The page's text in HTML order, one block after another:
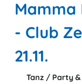
Mamma
- Club
21.11.
Tanz / Party